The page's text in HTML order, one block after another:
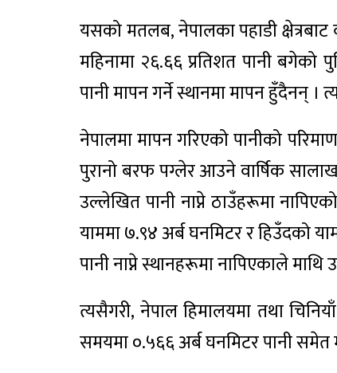
यसको मतलब, नेपालका पहाडी क्षेत्रबाट
महिनामा २६.६६ प्रतिशत पानी बगेको
पानी मापन गर्ने स्थानमा मापन हुँदैनन्
नेपालमा मापन गरिएको पानीको
पुरानो बरफ पग्लेर आउने वार्षिक
उल्लेखित पानी नाप्ने ठाउँहरूमा
याममा ७.९४ अर्ब घनमिटर र हिउँदको
पानी नाप्ने स्थानहरूमा नापिएकाले
त्यसैगरी, नेपाल हिमालयमा तथा
समयमा ०.५६६ अर्ब घनमिटर पानी